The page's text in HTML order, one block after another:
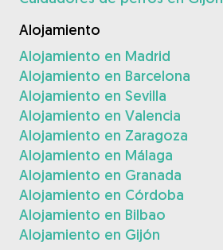
Alojamiento
Alojamiento en Madrid
Alojamiento en Barcelona
Alojamiento en Sevilla
Alojamiento en Valencia
Alojamiento en Zaragoza
Alojamiento en Málaga
Alojamiento en Granada
Alojamiento en Córdoba
Alojamiento en Bilbao
Alojamiento en Gijón